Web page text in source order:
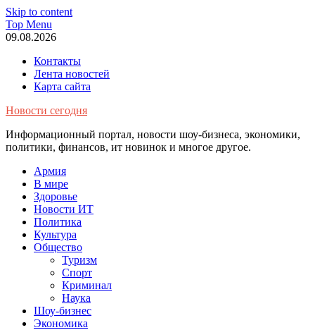
Skip to content
Top Menu
09.08.2026
Контакты
Лента новостей
Карта сайта
Новости сегодня
Информационный портал, новости шоу-бизнеса, экономики,
политики, финансов, ит новинок и многое другое.
Армия
В мире
Здоровье
Новости ИТ
Политика
Культура
Общество
Туризм
Спорт
Криминал
Наука
Шоу-бизнес
Экономика